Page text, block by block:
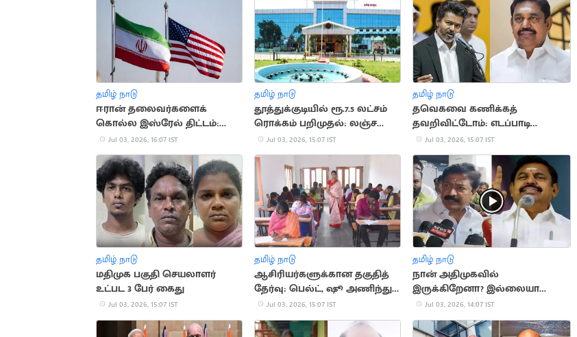
தமிழ் நாடு
ஈரான் தலைவர்களைக்
கொல்ல இஸ்ரேல் திட்டம்:
அமெரிக்கா எச்சரிக்கை
Jul 03, 2026, 16:07 IST
தமிழ் நாடு
தூத்துக்குடியில் ரூ.7.5 லட்சம்
ரொக்கம் பறிமுதல்: லஞ்ச
ஒழிப்புத்துறை அதிரடி
Jul 03, 2026, 15:07 IST
தமிழ் நாடு
தவெகவை கணிக்கத்
தவறிவிட்டோம்: எடப்பாடி
பழனிசாமி வேதனை
Jul 03, 2026, 15:07 IST
தமிழ் நாடு
மதிமுக பகுதி செயலாளர்
உட்பட 3 பேர் கைது
Jul 03, 2026, 15:07 IST
தமிழ் நாடு
ஆசிரியர்களுக்கான தகுதித்
தேர்வு: பெல்ட், ஷூ அணிந்து
வர தடை
Jul 03, 2026, 15:07 IST
தமிழ் நாடு
நான் அதிமுகவில்
இருக்கிறேனா? இல்லையா
எனக்கே தெரியவில்லை -
சி.வி.சண்முகம்
Jul 03, 2026, 14:07 IST